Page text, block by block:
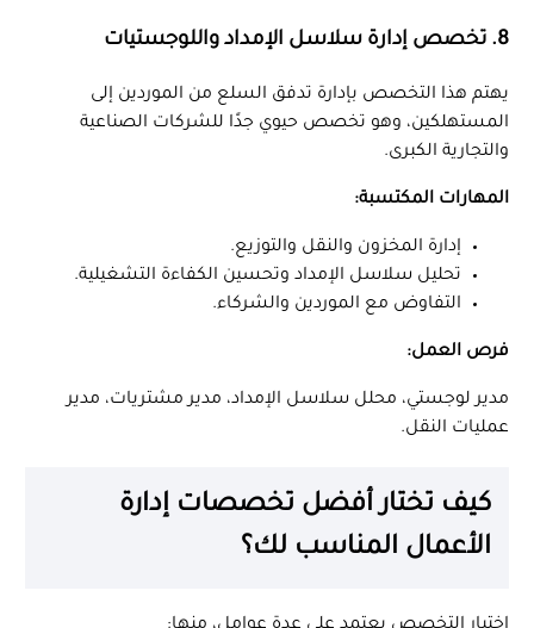
8. تخصص إدارة سلاسل الإمداد واللوجستيات
يهتم هذا التخصص بإدارة تدفق السلع من الموردين إلى
المستهلكين، وهو تخصص حيوي جدًا للشركات الصناعية
والتجارية الكبرى.
المهارات المكتسبة:
إدارة المخزون والنقل والتوزيع.
تحليل سلاسل الإمداد وتحسين الكفاءة التشغيلية.
التفاوض مع الموردين والشركاء.
فرص العمل:
مدير لوجستي، محلل سلاسل الإمداد، مدير مشتريات، مدير
عمليات النقل.
كيف تختار أفضل تخصصات إدارة
الأعمال المناسب لك؟